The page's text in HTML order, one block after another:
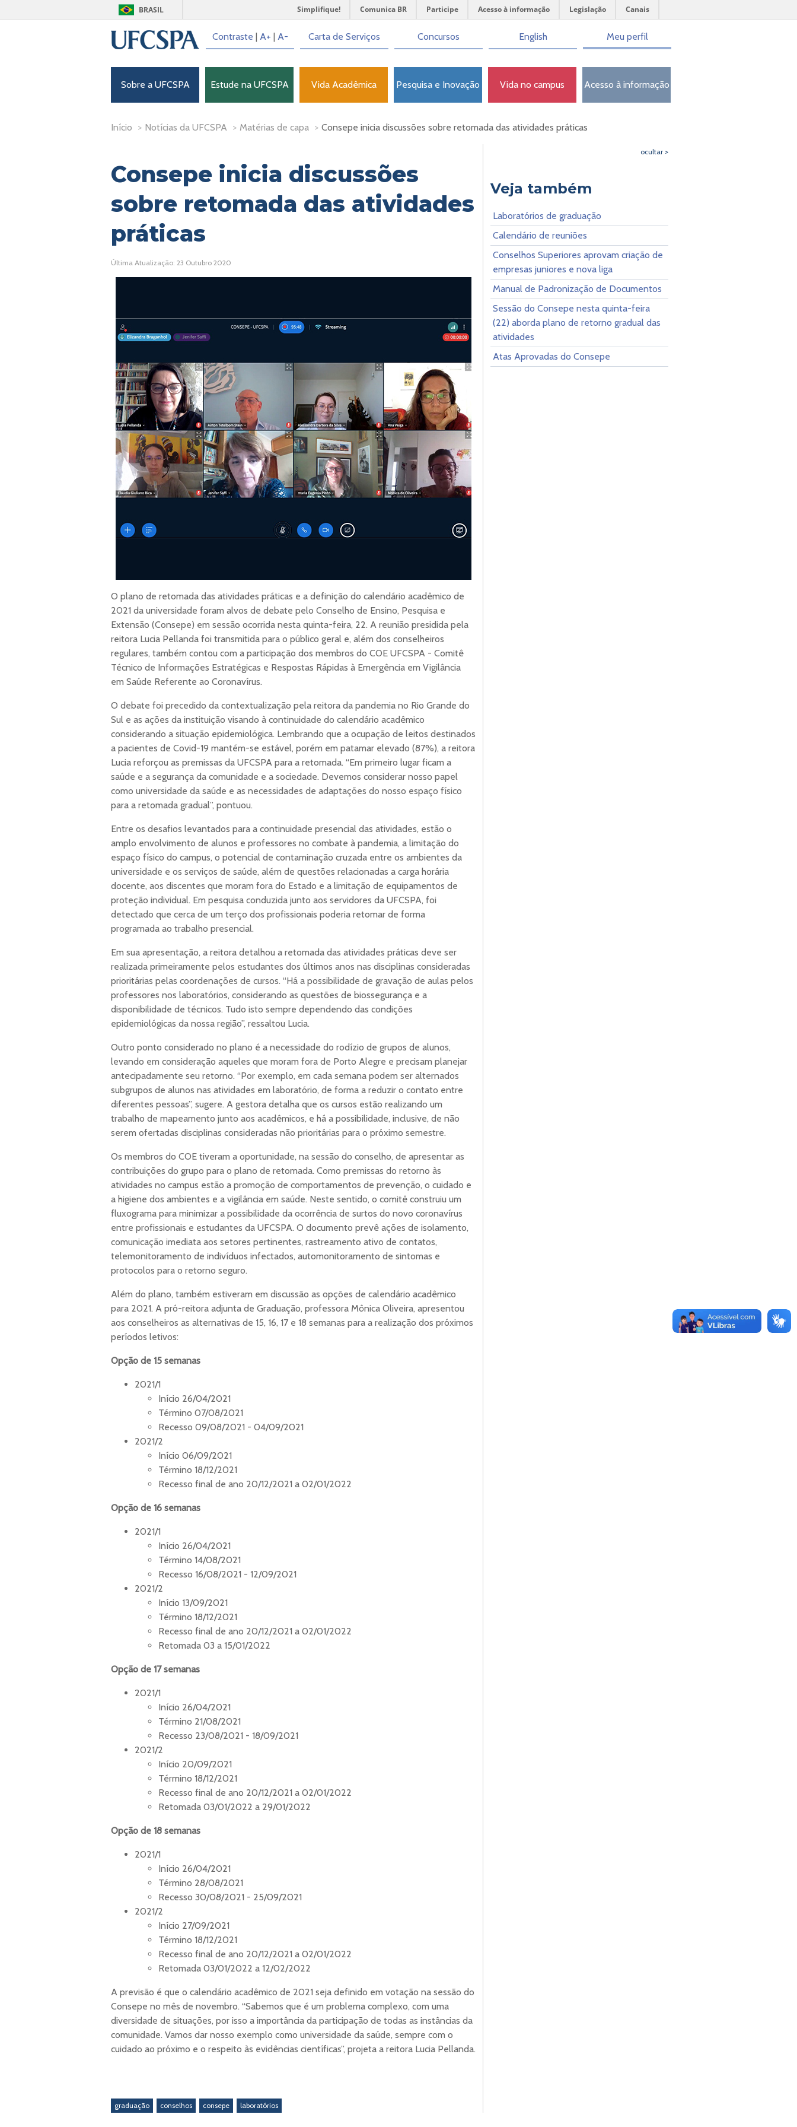
BRASIL Simplifique! Comunica BR Participe Acesso à informação Legislação Canais
Contraste | A+ | A- Carta de Serviços Concursos English Meu perfil
Sobre a UFCSPA Estude na UFCSPA Vida Acadêmica Pesquisa e Inovação Vida no campus Acesso à informação
Início > Notícias da UFCSPA > Matérias de capa > Consepe inicia discussões sobre retomada das atividades práticas
Consepe inicia discussões
sobre retomada das atividades
práticas
Última Atualização: 23 Outubro 2020
O plano de retomada das atividades práticas e a definição do calendário acadêmico de
2021 da universidade foram alvos de debate pelo Conselho de Ensino, Pesquisa e
Extensão (Consepe) em sessão ocorrida nesta quinta-feira, 22. A reunião presidida pela
reitora Lucia Pellanda foi transmitida para o público geral e, além dos conselheiros
regulares, também contou com a participação dos membros do COE UFCSPA - Comitê
Técnico de Informações Estratégicas e Respostas Rápidas à Emergência em Vigilância
em Saúde Referente ao Coronavírus.
O debate foi precedido da contextualização pela reitora da pandemia no Rio Grande do
Sul e as ações da instituição visando à continuidade do calendário acadêmico
considerando a situação epidemiológica. Lembrando que a ocupação de leitos destinados
a pacientes de Covid-19 mantém-se estável, porém em patamar elevado (87%), a reitora
Lucia reforçou as premissas da UFCSPA para a retomada. “Em primeiro lugar ficam a
saúde e a segurança da comunidade e a sociedade. Devemos considerar nosso papel
como universidade da saúde e as necessidades de adaptações do nosso espaço físico
para a retomada gradual”, pontuou.
Entre os desafios levantados para a continuidade presencial das atividades, estão o
amplo envolvimento de alunos e professores no combate à pandemia, a limitação do
espaço físico do campus, o potencial de contaminação cruzada entre os ambientes da
universidade e os serviços de saúde, além de questões relacionadas a carga horária
docente, aos discentes que moram fora do Estado e a limitação de equipamentos de
proteção individual. Em pesquisa conduzida junto aos servidores da UFCSPA, foi
detectado que cerca de um terço dos profissionais poderia retomar de forma
programada ao trabalho presencial.
Em sua apresentação, a reitora detalhou a retomada das atividades práticas deve ser
realizada primeiramente pelos estudantes dos últimos anos nas disciplinas consideradas
prioritárias pelas coordenações de cursos. “Há a possibilidade de gravação de aulas pelos
professores nos laboratórios, considerando as questões de biossegurança e a
disponibilidade de técnicos. Tudo isto sempre dependendo das condições
epidemiológicas da nossa região”, ressaltou Lucia.
Outro ponto considerado no plano é a necessidade do rodízio de grupos de alunos,
levando em consideração aqueles que moram fora de Porto Alegre e precisam planejar
antecipadamente seu retorno. “Por exemplo, em cada semana podem ser alternados
subgrupos de alunos nas atividades em laboratório, de forma a reduzir o contato entre
diferentes pessoas”, sugere. A gestora detalha que os cursos estão realizando um
trabalho de mapeamento junto aos acadêmicos, e há a possibilidade, inclusive, de não
serem ofertadas disciplinas consideradas não prioritárias para o próximo semestre.
Os membros do COE tiveram a oportunidade, na sessão do conselho, de apresentar as
contribuições do grupo para o plano de retomada. Como premissas do retorno às
atividades no campus estão a promoção de comportamentos de prevenção, o cuidado e
a higiene dos ambientes e a vigilância em saúde. Neste sentido, o comitê construiu um
fluxograma para minimizar a possibilidade da ocorrência de surtos do novo coronavírus
entre profissionais e estudantes da UFCSPA. O documento prevê ações de isolamento,
comunicação imediata aos setores pertinentes, rastreamento ativo de contatos,
telemonitoramento de indivíduos infectados, automonitoramento de sintomas e
protocolos para o retorno seguro.
Além do plano, também estiveram em discussão as opções de calendário acadêmico
para 2021. A pró-reitora adjunta de Graduação, professora Mônica Oliveira, apresentou
aos conselheiros as alternativas de 15, 16, 17 e 18 semanas para a realização dos próximos
períodos letivos:
Opção de 15 semanas
2021/1
Início 26/04/2021
Término 07/08/2021
Recesso 09/08/2021 - 04/09/2021
2021/2
Início 06/09/2021
Término 18/12/2021
Recesso final de ano 20/12/2021 a 02/01/2022
Opção de 16 semanas
2021/1
Início 26/04/2021
Término 14/08/2021
Recesso 16/08/2021 - 12/09/2021
2021/2
Início 13/09/2021
Término 18/12/2021
Recesso final de ano 20/12/2021 a 02/01/2022
Retomada 03 a 15/01/2022
Opção de 17 semanas
2021/1
Início 26/04/2021
Término 21/08/2021
Recesso 23/08/2021 - 18/09/2021
2021/2
Início 20/09/2021
Término 18/12/2021
Recesso final de ano 20/12/2021 a 02/01/2022
Retomada 03/01/2022 a 29/01/2022
Opção de 18 semanas
2021/1
Início 26/04/2021
Término 28/08/2021
Recesso 30/08/2021 - 25/09/2021
2021/2
Início 27/09/2021
Término 18/12/2021
Recesso final de ano 20/12/2021 a 02/01/2022
Retomada 03/01/2022 a 12/02/2022
A previsão é que o calendário acadêmico de 2021 seja definido em votação na sessão do
Consepe no mês de novembro. “Sabemos que é um problema complexo, com uma
diversidade de situações, por isso a importância da participação de todas as instâncias da
comunidade. Vamos dar nosso exemplo como universidade da saúde, sempre com o
cuidado ao próximo e o respeito às evidências científicas”, projeta a reitora Lucia Pellanda.
graduação conselhos consepe laboratórios
ocultar >
Veja também
Laboratórios de graduação
Calendário de reuniões
Conselhos Superiores aprovam criação de
empresas juniores e nova liga
Manual de Padronização de Documentos
Sessão do Consepe nesta quinta-feira
(22) aborda plano de retorno gradual das
atividades
Atas Aprovadas do Consepe